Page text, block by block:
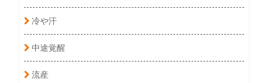
冷や汗
中途覚醒
流産